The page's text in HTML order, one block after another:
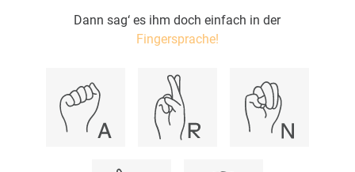
Dann sag‘ es ihm doch einfach in der
Fingersprache!